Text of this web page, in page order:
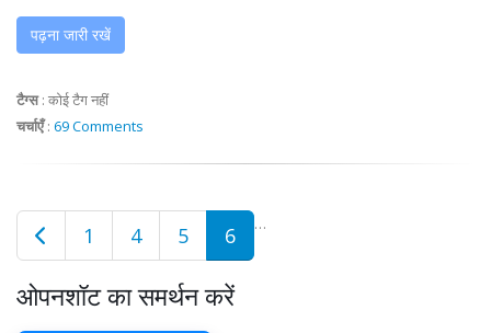
पढ़ना जारी रखें
टैग्स: कोई टैग नहीं
चर्चाएँ: 69 Comments
1 …
4 5 6
ओपनशॉट का समर्थन करें